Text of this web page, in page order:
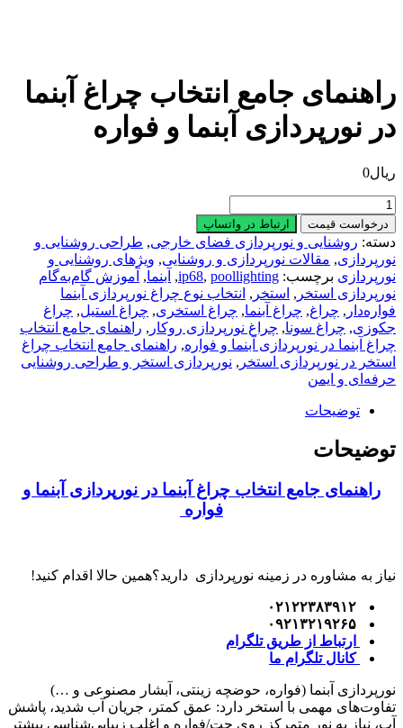
راهنمای جامع انتخاب چراغ آبنما
در نورپردازی آبنما و فواره
ریال0
درخواست قیمت ارتباط در واتساپ
دسته:روشنایی و نورپردازی فضای خارجی,طراحی روشنایی و
نورپردازی,مقالات نورپردازی و روشنایی,ویژهای روشنایی و
نورپردازی برچسب: ip68,poollighting
,آبنما,آموزش گام‌به‌گام
نورپردازی استخر, استخر, انتخاب نوع چراغ نورپردازی آبنما
فواره‌دار , چراغ ,چراغ آبنما,چراغ استخری,چراغ استیل,چراغ
جکوزی,چراغ سونا,چراغ نورپردازی روکار, راهنمای جامع انتخاب
چراغ آبنما در نورپردازی آبنما و فواره ,راهنمای جامع انتخاب چراغ
استخر در نورپردازی استخر, نورپردازی استخر و طراحی روشنایی
حرفه‌ای و ایمن
توضیحات
توضیحات
راهنمای جامع انتخاب چراغ آبنما در نورپردازی آبنما و
فواره
نیاز به مشاوره در زمینه نورپردازی دارید؟همین حالا اقدام کنید!
ارتباط از طریق تلگرام
کانال تلگرام ما
نورپردازی آبنما (فواره، حوضچه زینتی، آبشار مصنوعی و …)
تفاوت‌های مهمی با استخر دارد: عمق کمتر، جریان آب شدید، پاشش
آب، نیاز به نور متمرکز روی جت/فواره و اغلب زیبایی‌شناسی بیشتر